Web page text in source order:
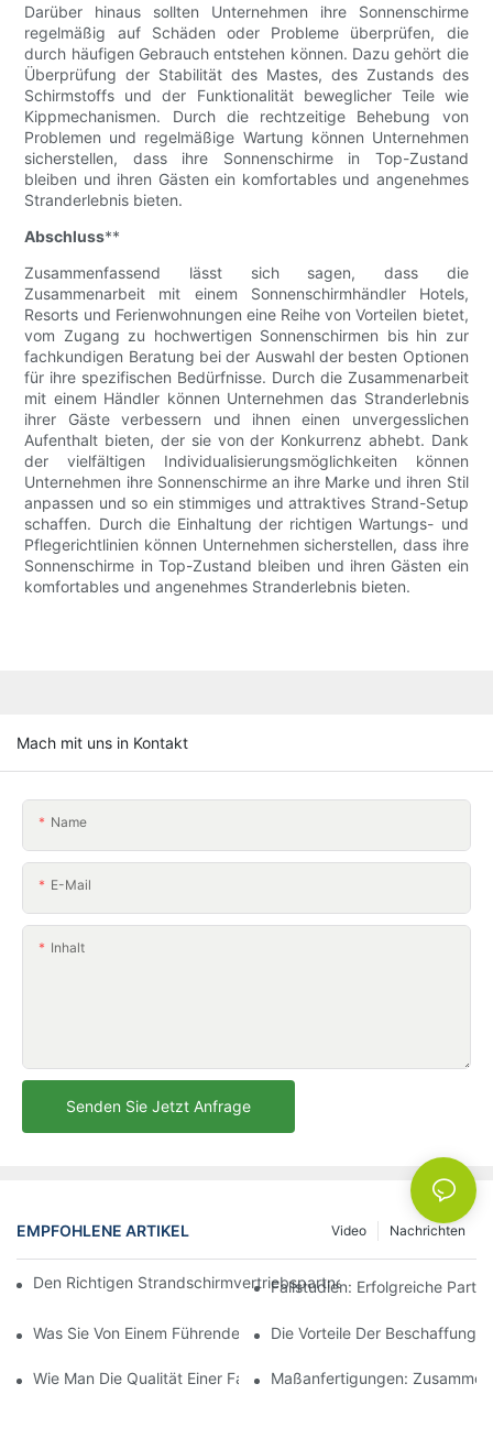
Darüber hinaus sollten Unternehmen ihre Sonnenschirme
regelmäßig auf Schäden oder Probleme überprüfen, die
durch häufigen Gebrauch entstehen können. Dazu gehört die
Überprüfung der Stabilität des Mastes, des Zustands des
Schirmstoffs und der Funktionalität beweglicher Teile wie
Kippmechanismen. Durch die rechtzeitige Behebung von
Problemen und regelmäßige Wartung können Unternehmen
sicherstellen, dass ihre Sonnenschirme in Top-Zustand
bleiben und ihren Gästen ein komfortables und angenehmes
Stranderlebnis bieten.
Abschluss**
Zusammenfassend lässt sich sagen, dass die
Zusammenarbeit mit einem Sonnenschirmhändler Hotels,
Resorts und Ferienwohnungen eine Reihe von Vorteilen bietet,
vom Zugang zu hochwertigen Sonnenschirmen bis hin zur
fachkundigen Beratung bei der Auswahl der besten Optionen
für ihre spezifischen Bedürfnisse. Durch die Zusammenarbeit
mit einem Händler können Unternehmen das Stranderlebnis
ihrer Gäste verbessern und ihnen einen unvergesslichen
Aufenthalt bieten, der sie von der Konkurrenz abhebt. Dank
der vielfältigen Individualisierungsmöglichkeiten können
Unternehmen ihre Sonnenschirme an ihre Marke und ihren Stil
anpassen und so ein stimmiges und attraktives Strand-Setup
schaffen. Durch die Einhaltung der richtigen Wartungs- und
Pflegerichtlinien können Unternehmen sicherstellen, dass ihre
Sonnenschirme in Top-Zustand bleiben und ihren Gästen ein
komfortables und angenehmes Stranderlebnis bieten.
Mach mit uns in Kontakt
Name
E-Mail
Inhalt
Senden Sie Jetzt Anfrage
EMPFOHLENE ARTIKEL Nachrichten
Video
Den Richtigen Strandschirmvertriebspartner Für Ihre
Fallstudien: Erfolgreiche
Was Sie Von Einem Führenden Hersteller Von Outdoor-
Die Vorteile Der Beschaffung
Wie Man Die Qualität Einer Fabrik Für Outdoor-Loungesessel
Maßanfertigungen: